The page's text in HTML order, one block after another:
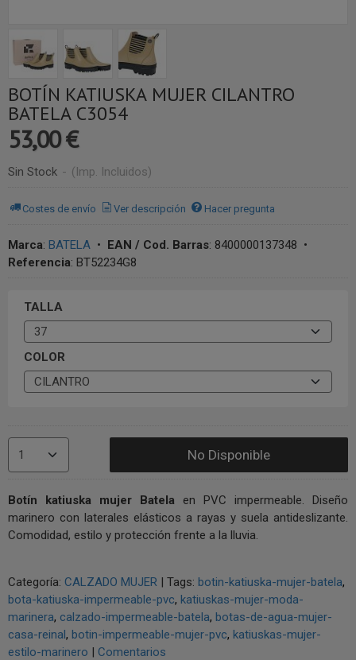
BOTÍN KATIUSKA MUJER CILANTRO
BATELA C3054
53,00 €
Sin Stock - (Imp. Incluidos)
Costes de envío Ver descripción Hacer pregunta
Marca: BATELA • EAN / Cod. Barras: 8400000137348 •
Referencia: BT52234G8
TALLA
COLOR
No Disponible
Botín katiuska mujer Batela en PVC impermeable. Diseño
marinero con laterales elásticos a rayas y suela antideslizante.
Comodidad, estilo y protección frente a la lluvia.
Categoría: CALZADO MUJER | Tags: botin-katiuska-mujer-batela
bota-katiuska-impermeable-pvc katiuskas-mujer-moda-
marinera calzado-impermeable-batela botas-de-agua-mujer-
casa-reinal botin-impermeable-mujer-pvc katiuskas-mujer-
estilo-marinero | Comentarios